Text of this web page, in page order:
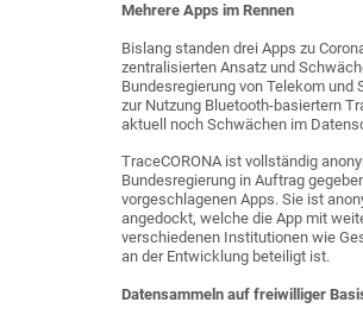
Mehrere Apps im Rennen
Bislang standen drei Apps zu
zentralisierten Ansatz und
Bundesregierung von Telekom
zur Nutzung Bluetooth-basiertern
aktuell noch Schwächen im
TraceCORONA ist vollständig
Bundesregierung in Auftrag
vorgeschlagenen Apps. Sie ist
angedockt, welche die App mit
verschiedenen Institutionen wie
an der Entwicklung beteiligt ist.
Datensammeln auf freiwilliger